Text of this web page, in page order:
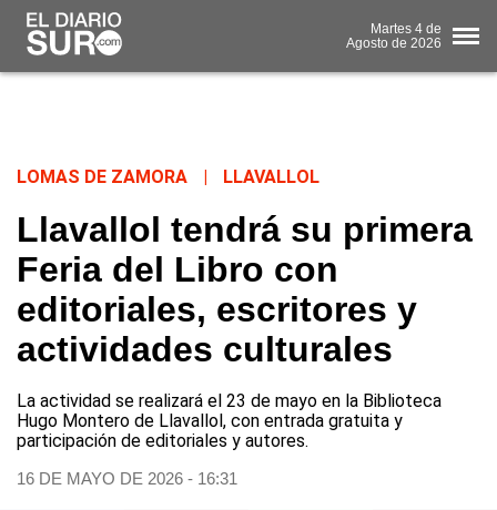
Martes 4 de
Agosto de 2026
LOMAS DE ZAMORA LLAVALLOL
Llavallol tendrá su primera
Feria del Libro con
editoriales, escritores y
actividades culturales
La actividad se realizará el 23 de mayo en la Biblioteca
Hugo Montero de Llavallol, con entrada gratuita y
participación de editoriales y autores.
16 DE MAYO DE 2026 - 16:31